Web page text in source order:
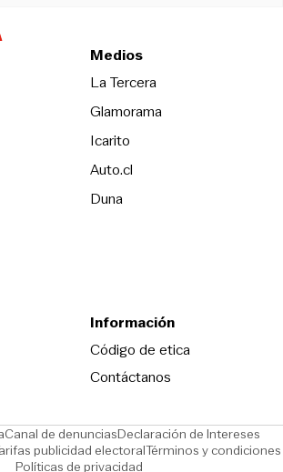
Medios
La TerceraOpens in new
Glamorama
Icarito
Auto.cl
DunaOpens in new window
Información
Código de eticaOpens in new
Contáctanos
Canal de denunciasOpens in new window
Declaración de Intereses
in new window
publicidad electoralOpens in new window
Términos y condiciones
Políticas de privacidad